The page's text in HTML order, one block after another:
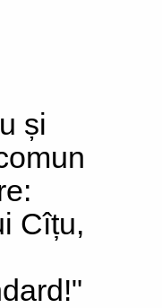
și
Cîțu,